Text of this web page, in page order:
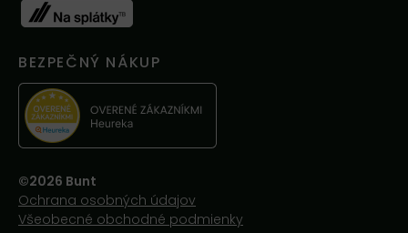
BEZPEČNÝ NÁKUP
©2026 Bunt
Ochrana osobných údajov
Všeobecné obchodné podmienky